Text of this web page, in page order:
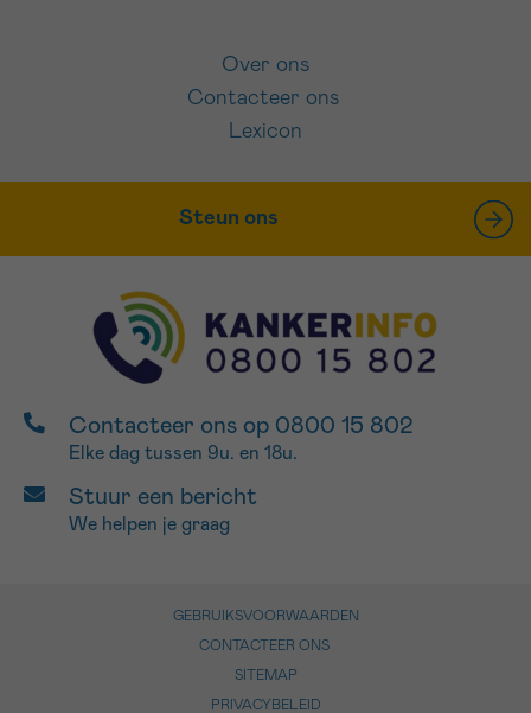
Over ons
Contacteer ons
Lexicon
Steun ons
Contacteer ons op 0800 15 802
Elke dag tussen 9u. en 18u.
Stuur een bericht
We helpen je graag
GEBRUIKSVOORWAARDEN
CONTACTEER ONS
SITEMAP
PRIVACYBELEID